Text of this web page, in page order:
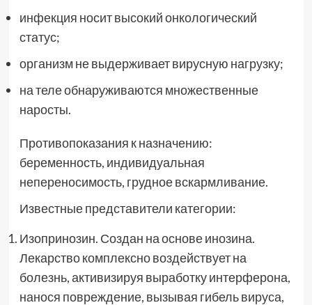
инфекция носит высокий онкологический
статус;
организм не выдерживает вирусную нагрузку;
на теле обнаруживаются множественные
наросты.
Противопоказания к назначению:
беременность, индивидуальная
непереносимость, грудное вскармливание.
Известные представители категории:
Изопринозин. Создан на основе инозина.
Лекарство комплексно воздействует на
болезнь, активизируя выработку интерферона,
нанося повреждение, вызывая гибель вируса,